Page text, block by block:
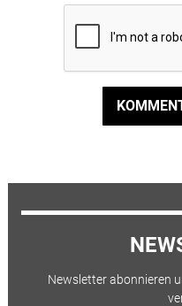
Newsletter abonnieren